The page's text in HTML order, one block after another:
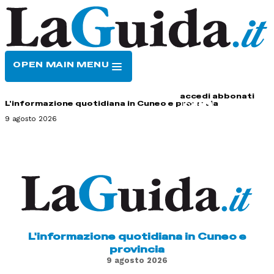
OPEN MAIN MENU
accedi abbonati
L'informazione quotidiana in Cuneo e provincia
9 agosto 2026
L'informazione quotidiana in Cuneo e
provincia
9 agosto 2026